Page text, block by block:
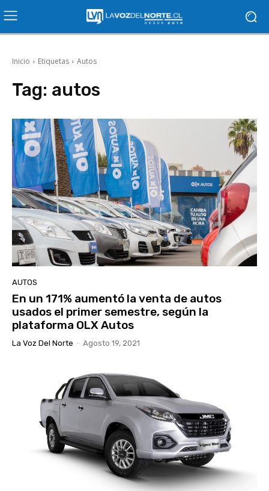
Inicio Etiquetas Autos
Tag: autos
AUTOS
En un 171% aumentó la venta de autos
usados el primer semestre, según la
plataforma OLX Autos
La Voz Del Norte - Agosto 19, 2021